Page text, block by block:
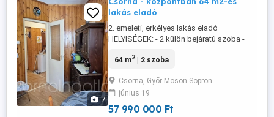
7
lakás eladó
2. emeleti, erkélyes lakás eladó
HELYISÉGEK: - 2 külön bejáratú szoba -
- konyha + kamra - közlekedő - erkély
egyedi távhő fűtés - meleg víz szintén
távhő által - fa ablakok redőnnyel
felszerelve - felújított fürdő - minden ...
64 m2| 2 szoba
Csorna, Győr-Moson-Sopron
június 19
57 990 000 Ft